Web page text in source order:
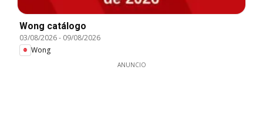
Wong catálogo
03/08/2026- 09/08/2026
Wong
ANUNCIO